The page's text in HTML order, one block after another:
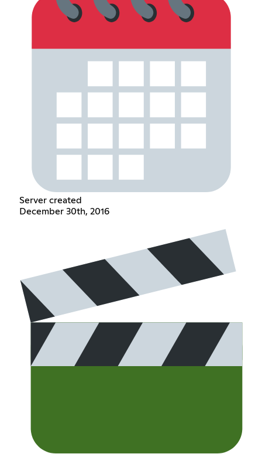
Server created
December 30th, 2016